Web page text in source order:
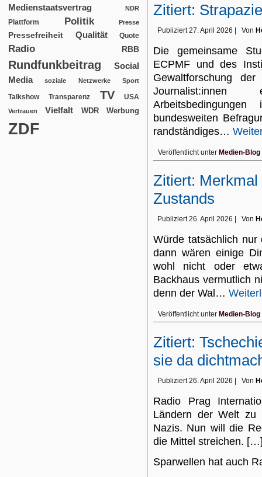
Medienstaatsvertrag NDR
Plattform Politik Presse
Pressefreiheit Qualität Quote
Radio RBB
Rundfunkbeitrag
Social
Media
soziale Netzwerke Sport
Talkshow Transparenz TV USA
Vertrauen Vielfalt WDR Werbung
ZDF
Zitiert:
Publiziert 27. April 2026 Von
Die gemeinsame
ECPMF und des
Gewaltforschung
bundesweiten
randständiges…
Veröffentlicht unter Medien-Blog
Zitiert:
Zustands
Publiziert 26. April 2026 Von
Würde tatsächlich
dann wären einige
wohl nicht oder
Backhaus vermutlich
denn der Wal…
Veröffentlicht unter Medien-Blog
Zitiert:
sie da
Publiziert 26. April 2026 Von
Radio Prag
Ländern der Welt
Nazis. Nun will die
die Mittel streichen.
Sparwellen hat auch